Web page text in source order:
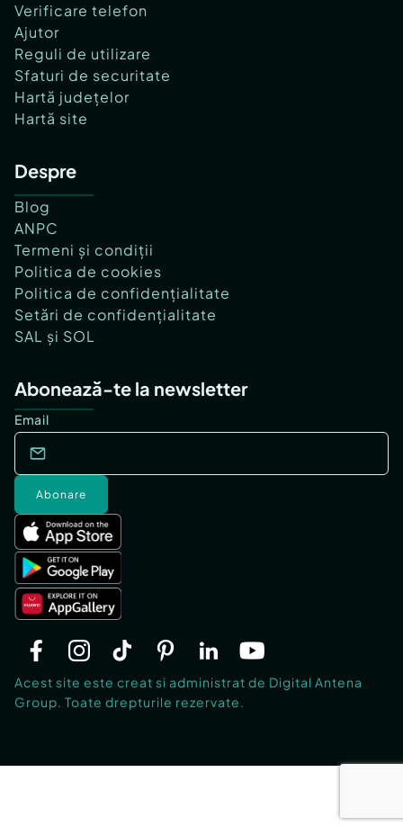
Verificare telefon
Ajutor
Reguli de utilizare
Sfaturi de securitate
Hartă județelor
Hartă site
Despre
Blog
ANPC
Termeni și condiții
Politica de cookies
Politica de confidențialitate
Setări de confidențialitate
SAL și SOL
Abonează-te la newsletter
Email
Abonare
Acest site este creat si administrat de Digital Antena
Group. Toate drepturile rezervate.